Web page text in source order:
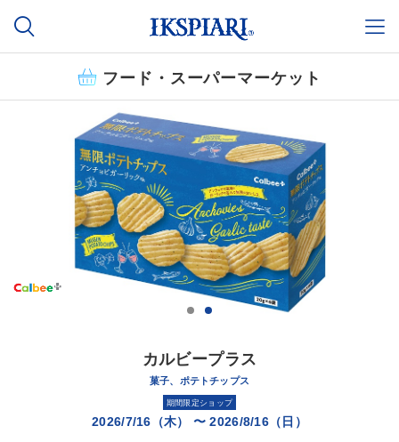
フード・スーパーマーケット
カルビープラス
菓子、ポテトチップス
期間限定ショップ
2026/7/16（木） 〜2026/8/16（日）